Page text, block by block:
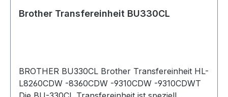
Brother Transfereinheit BU330CL
BROTHER BU330CL Brother Transfereinheit HL-
L8260CDW -8360CDW -9310CDW -9310CDWT